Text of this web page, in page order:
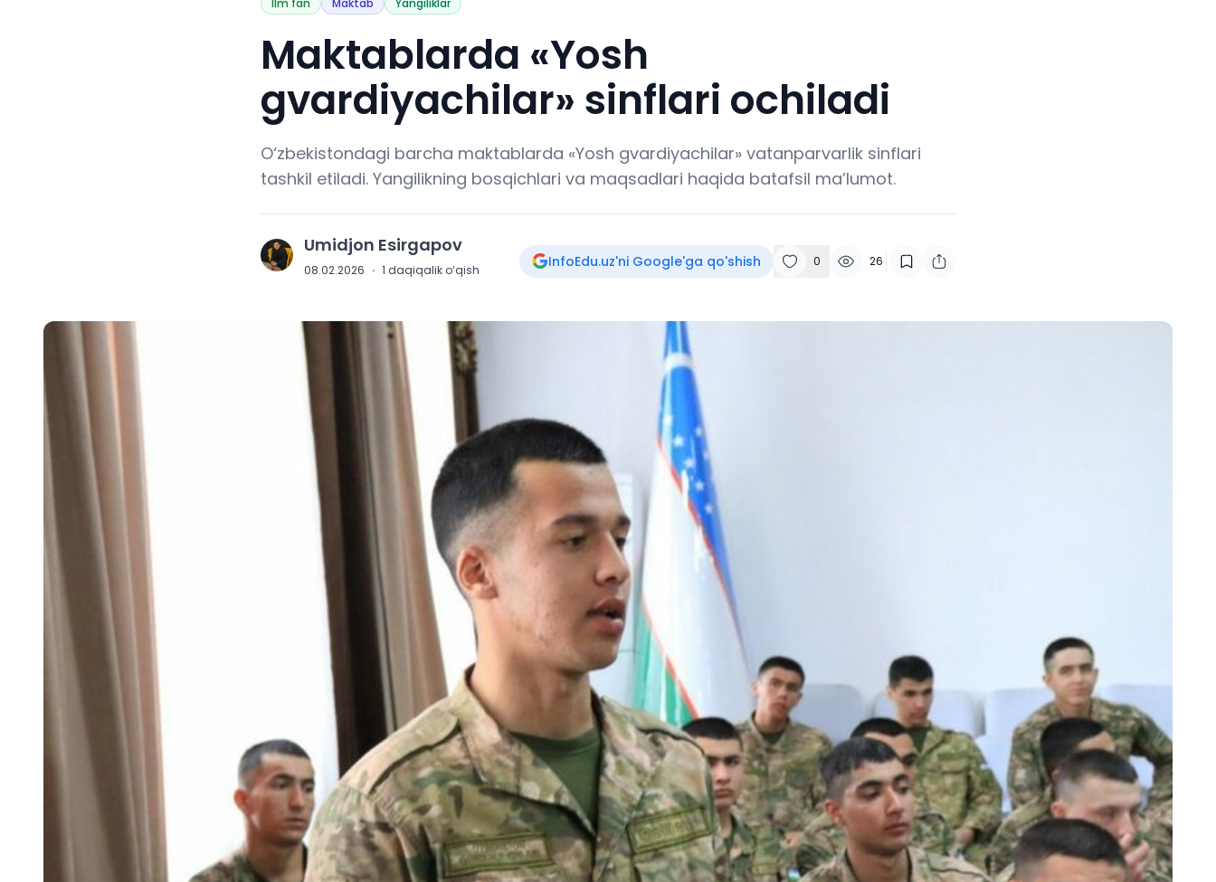
Ilm fan Maktab Yangiliklar
Maktablarda «Yosh
gvardiyachilar» sinflari ochiladi
O‘zbekistondagi barcha maktablarda «Yosh gvardiyachilar» vatanparvarlik sinflari
tashkil etiladi. Yangilikning bosqichlari va maqsadlari haqida batafsil ma’lumot.
U Umidjon Esirgapov
08.02.2026 · 1 daqiqalik o‘qish InfoEdu.uz'ni Google'ga qo'shish 0 26